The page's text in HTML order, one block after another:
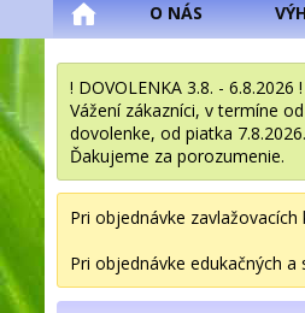
O NÁS
! DOVOLENKA 3.8. - 6.8.2026 !
Vážení zákazníci, v termíne
dovolenke, od piatka 7.8.2026.
Ďakujeme za porozumenie.
Pri objednávke
Pri objednávke edukačných